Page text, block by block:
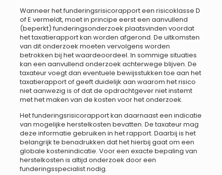
Wanneer het funderingsrisicorapport een risicoklasse D
of E vermeldt, moet in principe eerst een aanvullend
(beperkt) funderingsonderzoek plaatsvinden voordat
het taxatierapport kan worden afgerond. De uitkomsten
van dit onderzoek moeten vervolgens worden
betrokken bij het waardeoordeel. In sommige situaties
kan een aanvullend onderzoek achterwege blijven. De
taxateur voegt dan eventuele bewijsstukken toe aan het
taxatierapport of geeft duidelijk aan waarom het risico
niet aanwezig is of dat de opdrachtgever niet instemt
met het maken van de kosten voor het onderzoek.
Het funderingsrisicorapport kan daarnaast een indicatie
van mogelijke herstelkosten bevatten. De taxateur mag
deze informatie gebruiken in het rapport. Daarbij is het
belangrijk te benadrukken dat het hierbij gaat om een
globale kostenindicatie. Voor een exacte bepaling van
herstelkosten is altijd onderzoek door een
funderingsspecialist nodig.